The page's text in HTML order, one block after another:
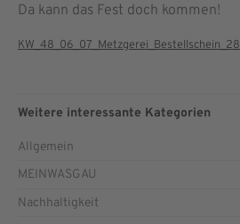
Da kann das Fest doch kommen!
KW_48_06_07_Metzgerei_Bestellschein_28
Weitere interessante Kategorien
Allgemein
MEINWASGAU
Nachhaltigkeit